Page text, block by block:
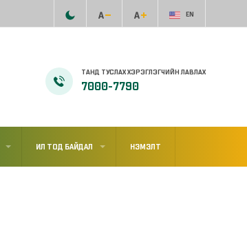
EN
ТАНД ТУСЛАХ ХЭРЭГЛЭГЧИЙН ЛАВЛАХ
7000-7790
ИЛ ТОД БАЙДАЛ НЭМЭЛТ